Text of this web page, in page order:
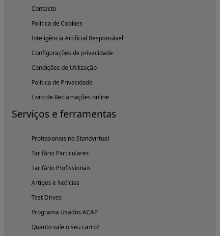
Contacto
Política de Cookies
Inteligência Artificial Responsável
Configurações de privacidade
Condições de Utilização
Política de Privacidade
Livro de Reclamações online
Serviços e ferramentas
Profissionais no Standvirtual
Tarifário Particulares
Tarifário Profissionais
Artigos e Notícias
Test Drives
Programa Usados ACAP
Quanto vale o seu carro?